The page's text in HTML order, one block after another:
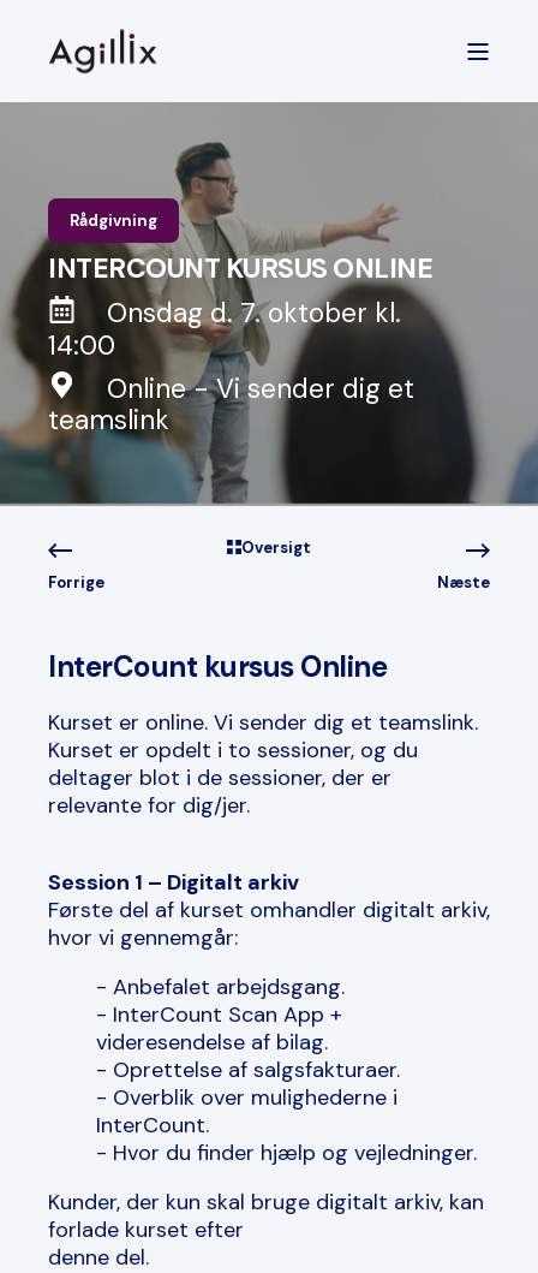
Rådgivning
INTERCOUNT KURSUS ONLINE
Onsdag d. 7. oktober kl.
14:00
Online - Vi sender dig et
teamslink
Forrige
Oversigt
Næste
InterCount kursus Online
Kurset er online. Vi sender dig et teamslink.
Kurset er opdelt i to sessioner, og du
deltager blot i de sessioner, der er
relevante for dig/jer.
Session 1 – Digitalt arkiv
Første del af kurset omhandler digitalt arkiv,
hvor vi gennemgår:
- Anbefalet arbejdsgang.
- InterCount Scan App +
videresendelse af bilag.
- Oprettelse af salgsfakturaer.
- Overblik over mulighederne i
InterCount.
- Hvor du finder hjælp og vejledninger.
Kunder, der kun skal bruge digitalt arkiv, kan
forlade kurset efter
denne del.